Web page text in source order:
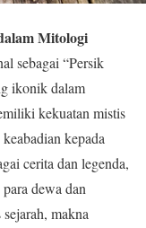
Mitologi
sebagai “Persik
ikonik dalam
kekuatan mistis
kepada
cerita dan legenda,
dewa dan
makna